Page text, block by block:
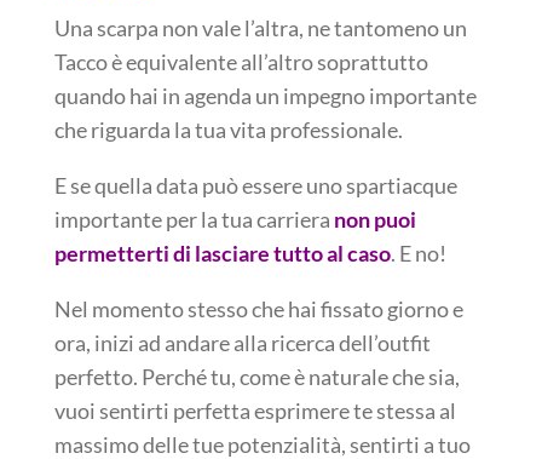
Una scarpa non vale l’altra, ne tantomeno un
Tacco è equivalente all’altro soprattutto
quando hai in agenda un impegno importante
che riguarda la tua vita professionale.
E se quella data può essere uno spartiacque
importante per la tua carriera non puoi
permetterti di lasciare tutto al caso. E no!
Nel momento stesso che hai fissato giorno e
ora, inizi ad andare alla ricerca dell’outfit
perfetto. Perché tu, come è naturale che sia,
vuoi sentirti perfetta esprimere te stessa al
massimo delle tue potenzialità, sentirti a tuo